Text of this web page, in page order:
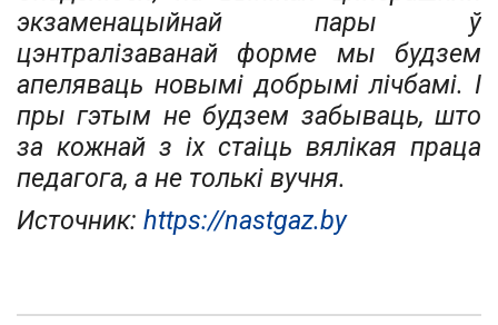
экзаменацыйнай пары ў
цэнтралізаванай форме мы будзем
апеляваць новымі доб­рымі лічбамі. І
пры гэтым не будзем забываць, што
за кожнай з іх стаіць вялікая праца
педагога, а не толькі вучня.
Источник: https://nastgaz.by